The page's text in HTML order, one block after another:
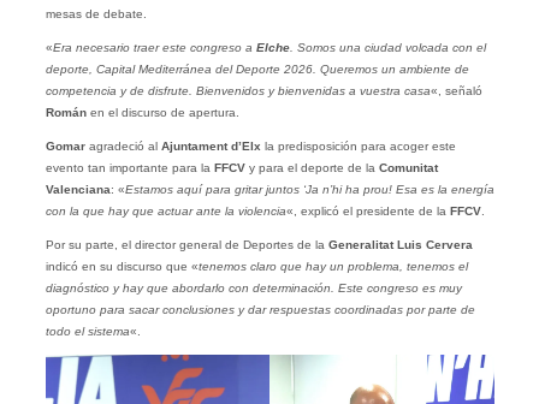
mesas de debate.
«Era necesario traer este congreso a Elche. Somos una ciudad volcada con el
deporte, Capital Mediterránea del Deporte 2026. Queremos un ambiente de
competencia y de disfrute. Bienvenidos y bienvenidas a vuestra casa«, señaló
Románen el discurso de apertura.
Gomaragradeció al Ajuntament d’Elx la predisposición para acoger este
evento tan importante para la FFCVy para el deporte de la Comunitat
Valenciana: «Estamos aquí para gritar juntos ‘Ja n’hi ha prou! Esa es la energía
con la que hay que actuar ante la violencia«, explicó el presidente de la FFCV.
Por su parte, el director general de Deportes de la Generalitat Luis Cervera
indicó en su discurso que «tenemos claro que hay un problema, tenemos el
diagnóstico y hay que abordarlo con determinación. Este congreso es muy
oportuno para sacar conclusiones y dar respuestas coordinadas por parte de
todo el sistema«.